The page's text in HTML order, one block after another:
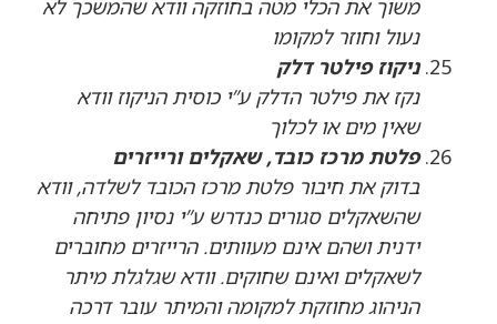
משוך את הכלי מטה בחוזקה וודא שהמשכך לא
נעול וחוזר למקומו
ניקוז פילטר דלק
נקז את פילטר הדלק ע”י כוסית הניקוז וודא
שאין מים או לכלוך
פלטת מרכז כובד, שאקלים ורייזרים
בדוק את חיבור פלטת מרכז הכובד לשלדה, וודא
שהשאקלים סגורים כנדרש ע”י נסיון פתיחה
ידנית ושהם אינם מעוותים. הרייזרים מחוברים
לשאקלים ואינם שחוקים. וודא שגלגלת מיתר
הניהוג מחוזקת למקומה והמיתר עובר דרכה